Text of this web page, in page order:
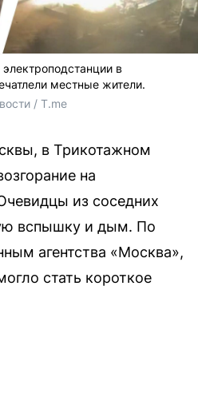
в
местные жители.
/ T.me
в Трикотажном
на
из соседних
вспышку и дым. По
агентства «Москва»,
стать короткое